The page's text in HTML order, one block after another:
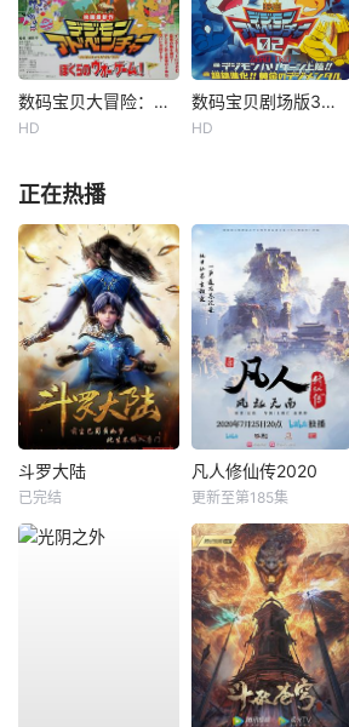
数码宝贝大冒险：我们的战争游戏！
HD
数码宝贝剧场版3：前篇・数码兽飓风登陆！！后篇・超绝进化！
HD
正在热播
斗罗大陆
已完结
凡人修仙传2020
更新至第185集